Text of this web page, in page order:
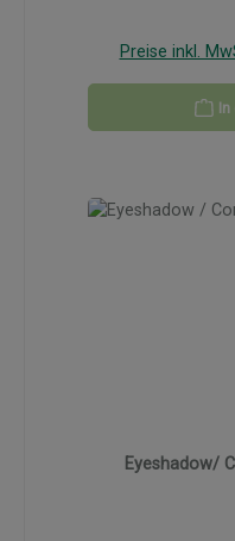
Preise inkl.
Eyeshadow/